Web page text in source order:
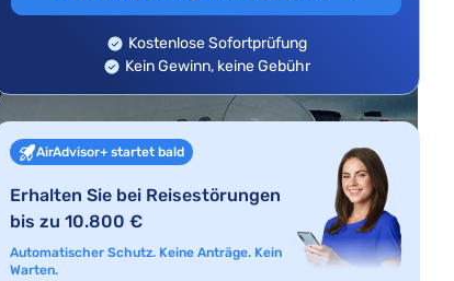
Kostenlose Sofortprüfung
Kein Gewinn, keine Gebühr
AirAdvisor+ startet bald
Erhalten Sie bei Reisestörungen
bis zu 10.800 €
Automatischer Schutz. Keine Anträge. Kein
Warten.